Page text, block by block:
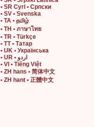
• SR Cyrl • Српски
• SV • Svenska
• TA • தமிழ்
• TH • ภาษาไทย
• TR • Türkçe
• TT • Татар
• UK • Українська
• UR • اردو
• VI • Tiếng Việt
• ZH hans • 简体中文
• ZH hant • 正體中文